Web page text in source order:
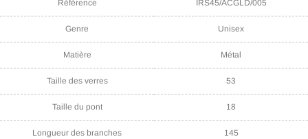
Référence IRS45/ACGLD/005
Genre Unisex
Matière Métal
Taille des verres 53
Taille du pont 18
Longueur des branches 145